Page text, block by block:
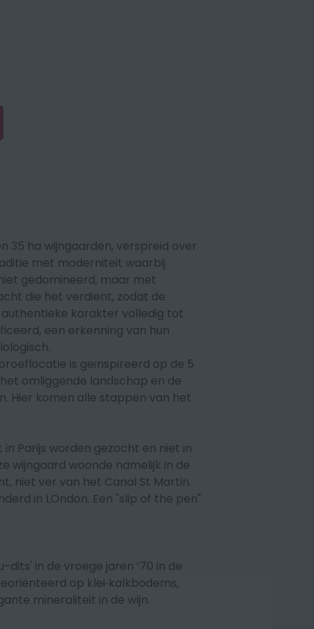
35 ha wijngaarden, verspreid over
met moderniteit waarbij
gedomineerd, maar met
die het verdient, zodat de
karakter volledig tot
een erkenning van hun
is geïnspireerd op de 5
omliggende landschap en de
Hier komen alle stappen van het
Parijs worden gezocht en niet in
wijngaard woonde namelijk in de
niet ver van het Canal St Martin.
in LOndon. Een "slip of the pen"
dits' in de vroege jaren ‘70 in de
op klei‑kalkbodems,
mineraliteit in de wijn.